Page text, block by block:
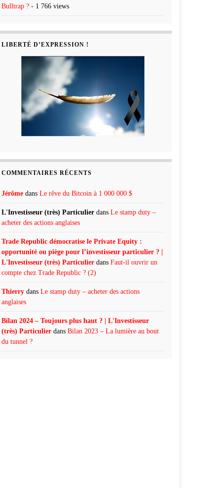
Bulltrap ? - 1 766 views
LIBERTÉ D’EXPRESSION !
COMMENTAIRES RÉCENTS
Jérôme dans Le rêve du Bitcoin à 1 000 000 $
L'Investisseur (très) Particulier dans Le stamp duty –
acheter des actions anglaises
Trade Republic démocratise le Private Equity :
opportunité ou piège pour l’investisseur particulier ? |
L'Investisseur (très) Particulier dans Faut-il ouvrir un
compte chez Trade Republic ? (2)
Thierry dans Le stamp duty – acheter des actions
anglaises
Bilan 2024 – Toujours plus haut ? | L'Investisseur
(très) Particulier dans Bilan 2023 – La lumière au bout
du tunnel ?